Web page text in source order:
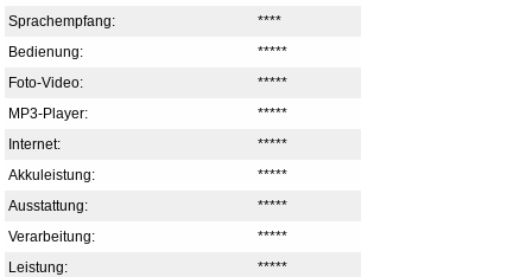
****
Sprachempfang:
*****
Bedienung:
*****
Foto-Video:
*****
MP3-Player:
*****
Internet:
*****
Akkuleistung:
*****
Ausstattung:
*****
Verarbeitung:
*****
Leistung: